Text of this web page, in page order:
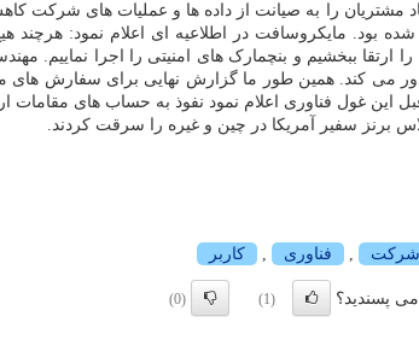
بود. مایکروسافت در اطلاعیه ای اعلام نمود:
را ارتقا ببخشیم و بنچمارک های امنیتی را اجرا
می کند. همین طور ما گزارش نهایی برای سفارش های
برنز سفیر آمریکا در چین و غیره را سرقت کردند.
شركت , فناوری , كاربر
پسندید؟ (1)
(0)